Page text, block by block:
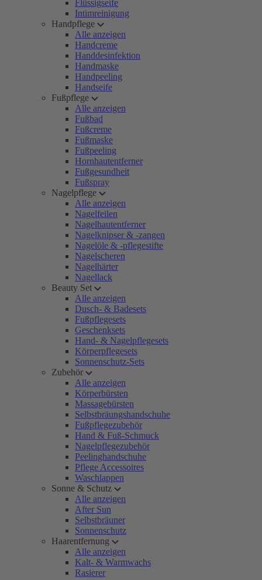
Flüssigseife
Intimreinigung
Handpflege
Alle anzeigen
Handcreme
Handdesinfektion
Handmaske
Handpeeling
Handseife
Fußpflege
Alle anzeigen
Fußbad
Fußcreme
Fußmaske
Fußpeeling
Hornhautentferner
Fußgesundheit
Fußspray
Nagelpflege
Alle anzeigen
Nagelfeilen
Nagelhautentferner
Nagelknipser & -zangen
Nagelöle & -pflegestifte
Nagelscheren
Nagelhärter
Nagellack
Beauty Set
Alle anzeigen
Dusch- & Badesets
Fußpflegesets
Geschenksets
Hand- & Nagelpflegesets
Körperpflegesets
Sonnenschutz-Sets
Zubehör
Alle anzeigen
Körperbürsten
Massagebürsten
Selbstbräungshandschuhe
Fußpflegezubehör
Hand & Fuß-Schmuck
Nagelpflegezubehör
Peelinghandschuhe
Pflege Accessoires
Waschlappen
Sonne & Schutz
Alle anzeigen
After Sun
Selbstbräuner
Sonnenschutz
Haarentfernung
Alle anzeigen
Kalt- & Warmwachs
Rasierer